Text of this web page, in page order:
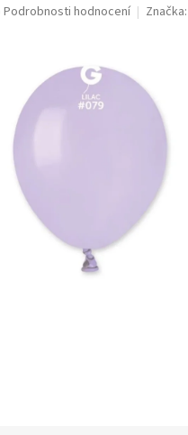
Podrobnosti hodnocení Značka: